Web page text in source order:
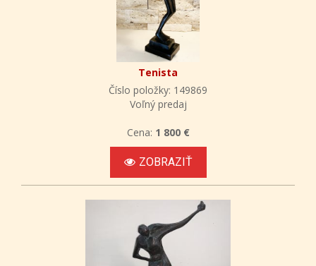
Tenista
Číslo položky: 149869
Voľný predaj
Cena: 1 800 €
ZOBRAZIŤ